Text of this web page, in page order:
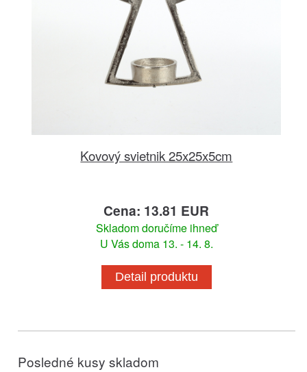
Kovový svietnik 25x25x5cm
Cena: 13.81 EUR
Skladom doručíme ihneď
U Vás doma 13. - 14. 8.
Detail produktu
Posledné kusy skladom